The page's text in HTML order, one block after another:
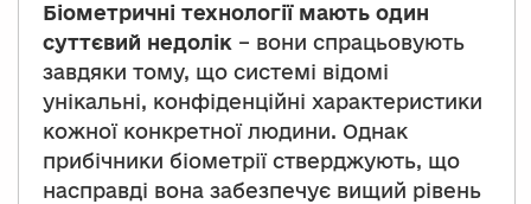
Біометричні технології мають один
суттєвий недолік – вони спрацьовують
завдяки тому, що системі відомі
унікальні, конфіденційні характеристики
кожної конкретної людини. Однак
прибічники біометрії стверджують, що
насправді вона забезпечує вищий рівень